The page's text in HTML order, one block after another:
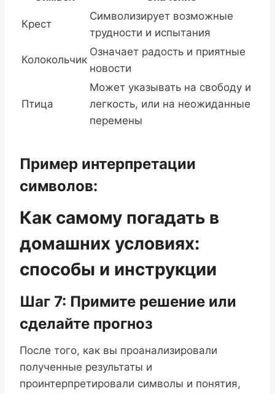
Крест
Символизирует возможные
трудности и испытания
Колокольчик
Означает радость и приятные
новости
Птица
Может указывать на свободу и
легкость, или на неожиданные
перемены
Пример интерпретации
символов:
Как самому погадать в
домашних условиях:
способы и инструкции
Шаг 7: Примите решение или
сделайте прогноз
После того, как вы проанализировали
полученные результаты и
проинтерпретировали символы и понятия,